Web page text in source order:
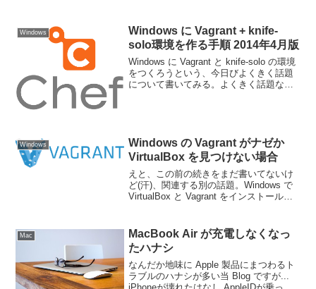
...
Windows
Windows に Vagrant + knife-
solo環境を作る手順 2014年4月版
Windows に Vagrant と knife-solo の環境
をつくろうという、今日びよくきく話題
について書いてみる。よくきく話題なの
Windows
Windows の Vagrant がナゼか
VirtualBox を見つけない場合
えと、この前の続きをまだ書いてないけ
ど(汗)、関連する別の話題。Windows で
VirtualBox と Vagrant をインストールし
ある。
Mac
MacBook Air が充電しなくなっ
たハナシ
なんだか地味に Apple 製品にまつわるト
ラブルのハナシが多い当 Blog ですが...